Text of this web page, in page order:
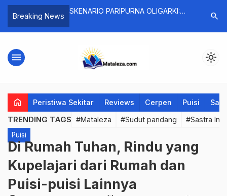
Breaking News
Gelisah
SKENARIO PARIPURNA OLIGARKI:
Kriminalisasi Nadiem Makarim
search
menu light_mode
home Peristiwa Sekitar Reviews Cerpen Puisi
TRENDING TAGS #Mataleza #Sudut pandang #Sastra
Puisi
Di Rumah Tuhan, Rindu yang
Kupelajari dari Rumah dan
Puisi-puisi Lainnya